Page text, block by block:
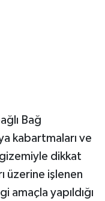
Bağ
kabartmaları ve
dikkat
üzerine işlenen
amaçla yapıldığı